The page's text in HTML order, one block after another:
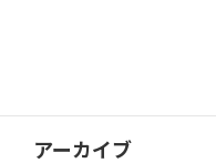
アーカイブ